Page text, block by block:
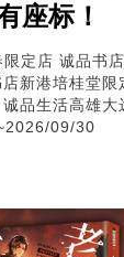
座标！
限定店 诚品书
新港培桂堂限
诚品生活高雄大
09/30